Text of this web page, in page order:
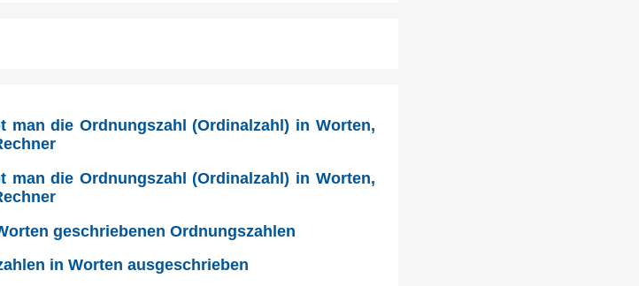
man die Ordnungszahl (Ordinalzahl) in Worten,
man die Ordnungszahl (Ordinalzahl) in Worten,
geschriebenen Ordnungszahlen
in Worten ausgeschrieben